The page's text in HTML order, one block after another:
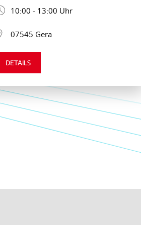
10:00 - 13:00 Uhr
07545 Gera
DETAILS